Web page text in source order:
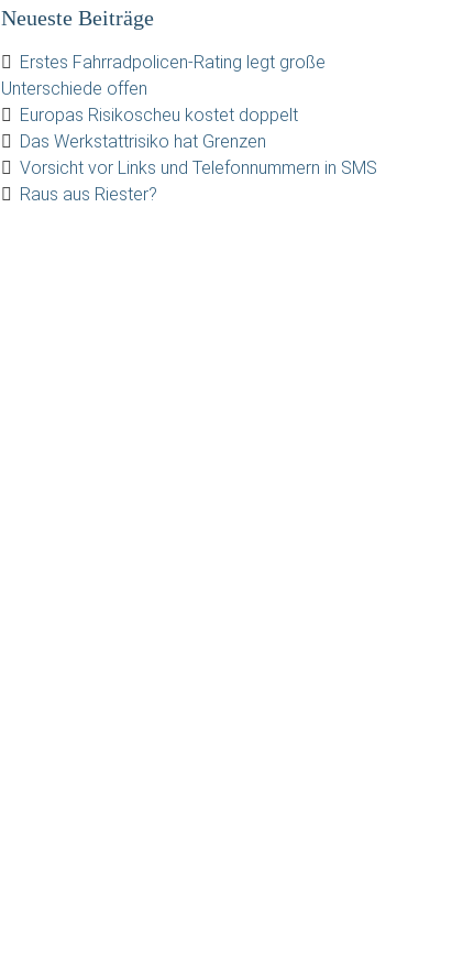
Neueste Beiträge
Erstes Fahrradpolicen-Rating legt große
Unterschiede offen
Europas Risikoscheu kostet doppelt
Das Werkstattrisiko hat Grenzen
Vorsicht vor Links und Telefonnummern in SMS
Raus aus Riester?